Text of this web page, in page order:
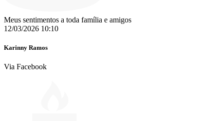
Meus sentimentos a toda família e amigos
12/03/2026 10:10
Karinny Ramos
Via Facebook